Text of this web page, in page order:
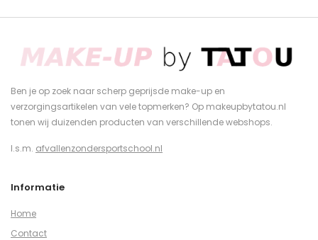
Ben je op zoek naar scherp geprijsde make-up en
verzorgingsartikelen van vele topmerken? Op makeupbytatou.nl
tonen wij duizenden producten van verschillende webshops.
I.s.m. afvallenzondersportschool.nl
Informatie
Home
Contact